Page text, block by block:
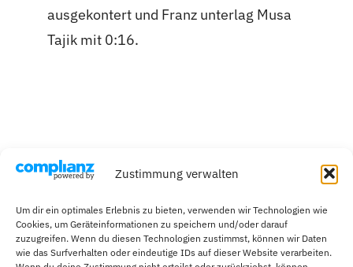
Zustimmung verwalten
Um dir ein optimales Erlebnis zu bieten, verwenden wir Technologien wie
Cookies, um Geräteinformationen zu speichern und/oder darauf
zuzugreifen. Wenn du diesen Technologien zustimmst, können wir Daten
wie das Surfverhalten oder eindeutige IDs auf dieser Website verarbeiten.
ausgekontert und Franz unterlag Musa
Tajik mit 0:16.